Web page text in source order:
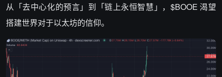
从「去中心化的预言」到「链上永恒智慧」，$BOOE 渴望
搭建世界对于以太坊的信仰。